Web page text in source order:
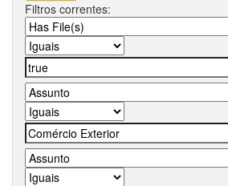
Filtros correntes: